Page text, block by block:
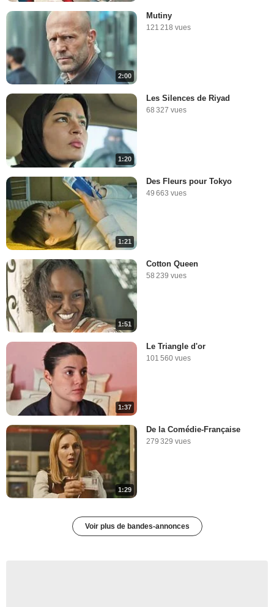
2:00
Mutiny
121 218 vues
1:20
Les Silences de Riyad
68 327 vues
1:21
Des Fleurs pour Tokyo
49 663 vues
1:51
Cotton Queen
58 239 vues
1:37
Le Triangle d'or
101 560 vues
1:29
De la Comédie-Française
279 329 vues
Voir plus de bandes-annonces